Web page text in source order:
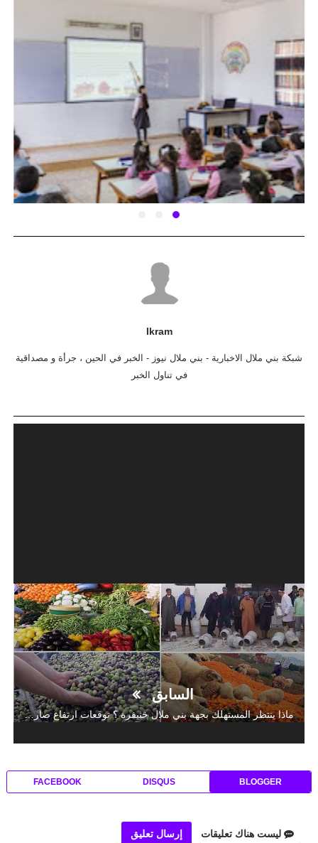
Ikram
شبكة بني ملال الاخبارية - بني ملال نيوز - الخبر في الحين ، جرأة و مصداقية
في تناول الخبر
السابق
ماذا ينتظر المستهلك بجهة بني ملال خنيفرة ؟ توقعات ارتفاع صاروخي في الخضر و الفواكه و زيت الزيتون و اللحوم و البيض ..و الجفاف و غلاء المدخلات الفلاحية و الديون اثنت الفلاحين على عدد من الزراعات
BLOGGER
DISQUS
FACEBOOK
ليست هناك تعليقات إرسال تعليق